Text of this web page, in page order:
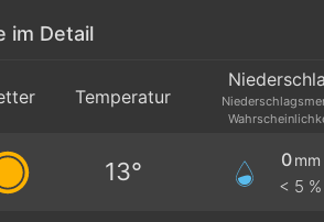
im Detail
Temperatur
13° 0 mm
< 5 %